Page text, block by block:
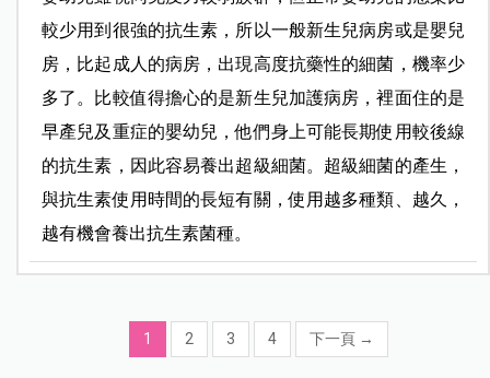
較少用到很強的抗生素，所以一般新生兒病房或是嬰兒
房，比起成人的病房，出現高度抗藥性的細菌，機率少
多了。比較值得擔心的是新生兒加護病房，裡面住的是
早產兒及重症的嬰幼兒，他們身上可能長期使用較後線
的抗生素，因此容易養出超級細菌。超級細菌的產生，
與抗生素使用時間的長短有關，使用越多種類、越久，
越有機會養出抗生素菌種。
1 2 3 4 下一頁 →